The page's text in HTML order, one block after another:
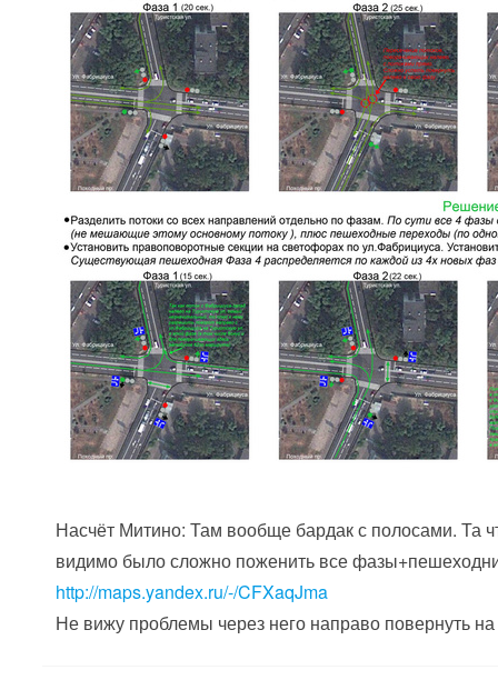
Насчёт Митино: Там вообще бардак с полосами. Та
видимо было сложно поженить все
http://maps.yandex.ru/-/CFXaqJma
Не вижу проблемы через него направо повернуть